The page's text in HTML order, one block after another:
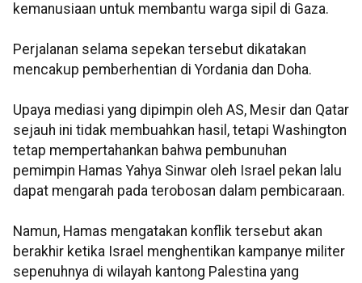
kemanusiaan untuk membantu warga sipil di Gaza.
Perjalanan selama sepekan tersebut dikatakan
mencakup pemberhentian di Yordania dan Doha.
Upaya mediasi yang dipimpin oleh AS, Mesir dan Qatar
sejauh ini tidak membuahkan hasil, tetapi Washington
tetap mempertahankan bahwa pembunuhan
pemimpin Hamas Yahya Sinwar oleh Israel pekan lalu
dapat mengarah pada terobosan dalam pembicaraan.
Namun, Hamas mengatakan konflik tersebut akan
berakhir ketika Israel menghentikan kampanye militer
sepenuhnya di wilayah kantong Palestina yang